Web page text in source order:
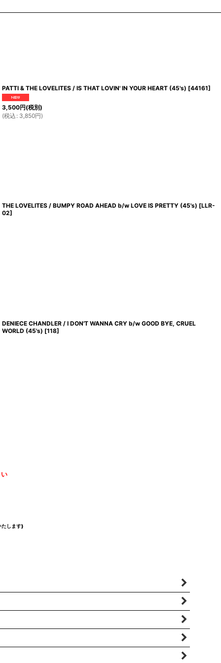
PATTI & THE LOVELITES / IS THAT LOVIN' IN YOUR HEART (45's) [44161]
3,500円(税別)
(税込 : 3,850円)
THE LOVELITES / BUMPY ROAD AHEAD b/w LOVE IS PRETTY (45's) [LLR-
02]
DENIECE CHANDLER / I DON'T WANNA CRY b/w GOOD BYE, CRUEL
WORLD (45's) [118]
たします)